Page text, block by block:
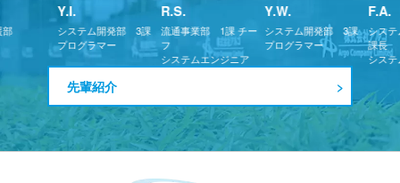
Y.I.
システム開発部 3課
プログラマー
R.S.
流通事業部 1課 チー
フ
システムエンジニア
Y.W.
システム開発部 3課
プログラマー
F.A.
システ
課長
システ
先輩紹介